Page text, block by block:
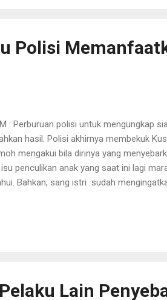
Polisi
: Perburuan polisi untuk mengungkap
hasil. Polisi akhirnya membekuk
mengakui bila dirinya yang
penculikan anak yang saat ini lagi
Bahkan, sang istri sudah
supaya hati-hati. Bahkan, Kepala SDN
Lain